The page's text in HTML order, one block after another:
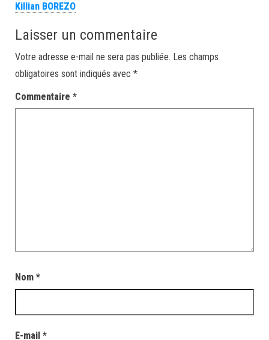
Killian BOREZO
Laisser un commentaire
Votre adresse e-mail ne sera pas publiée. Les champs
obligatoires sont indiqués avec *
Commentaire *
Nom *
E-mail *